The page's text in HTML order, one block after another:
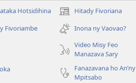
Hotsidihina Hitady Fivoriana
(manokatra
rohy)
Fivoriambe
Inona ny Vaovao?
Video Misy Feo
Manazava Sary
Fanazavana ho An’ny
Mpitsabo